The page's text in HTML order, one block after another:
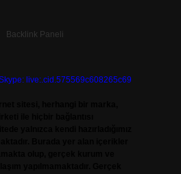
live:.cid.575569c608265c69